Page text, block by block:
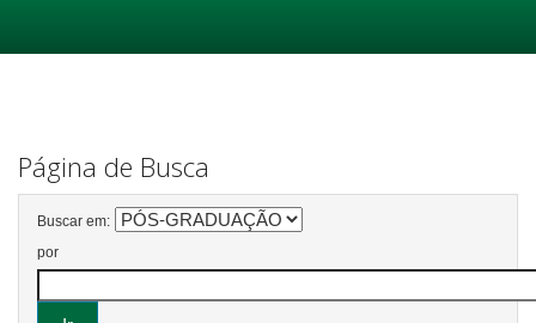
Página de Busca
Buscar em:
por